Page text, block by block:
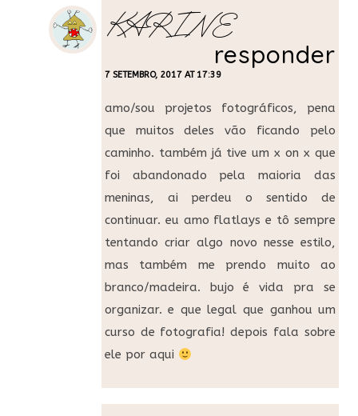
KARINE
7 SETEMBRO, 2017 AT 17:39
responder
amo/sou projetos fotográficos, pena
que muitos deles vão ficando pelo
caminho. também já tive um x on x que
foi abandonado pela maioria das
meninas, ai perdeu o sentido de
continuar. eu amo flatlays e tô sempre
tentando criar algo novo nesse estilo,
mas também me prendo muito ao
branco/madeira. bujo é vida pra se
organizar. e que legal que ganhou um
curso de fotografia! depois fala sobre
ele por aqui